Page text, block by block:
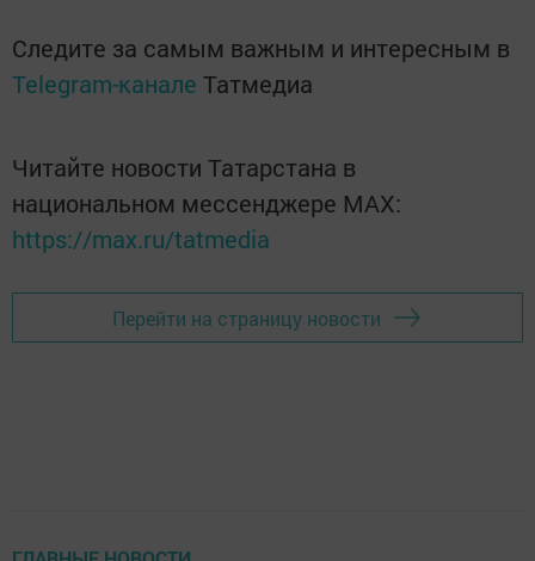
Следите за самым важным и интересным в
Telegram-канале Татмедиа
Читайте новости Татарстана в
национальном мессенджере MАХ:
https://max.ru/tatmedia
Перейти на страницу новости